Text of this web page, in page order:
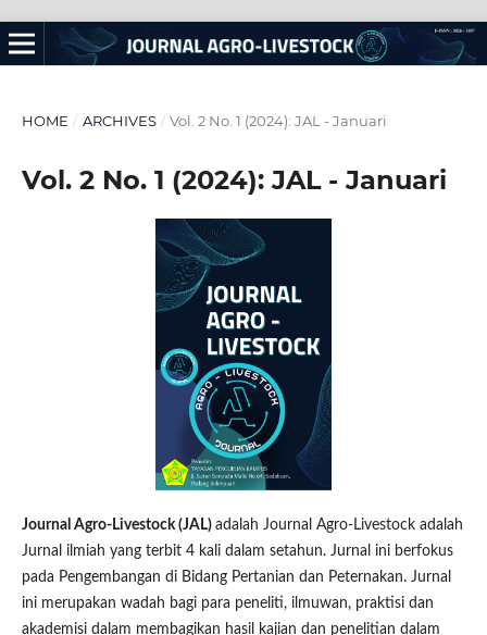
HOME / ARCHIVES / Vol. 2 No. 1 (2024): JAL - Januari
Vol. 2 No. 1 (2024): JAL - Januari
Journal Agro-Livestock (JAL) adalah Journal Agro-Livestock adalah
Jurnal ilmiah yang terbit 4 kali dalam setahun. Jurnal ini berfokus
pada Pengembangan di Bidang Pertanian dan Peternakan. Jurnal
ini merupakan wadah bagi para peneliti, ilmuwan, praktisi dan
akademisi dalam membagikan hasil kajian dan penelitian dalam